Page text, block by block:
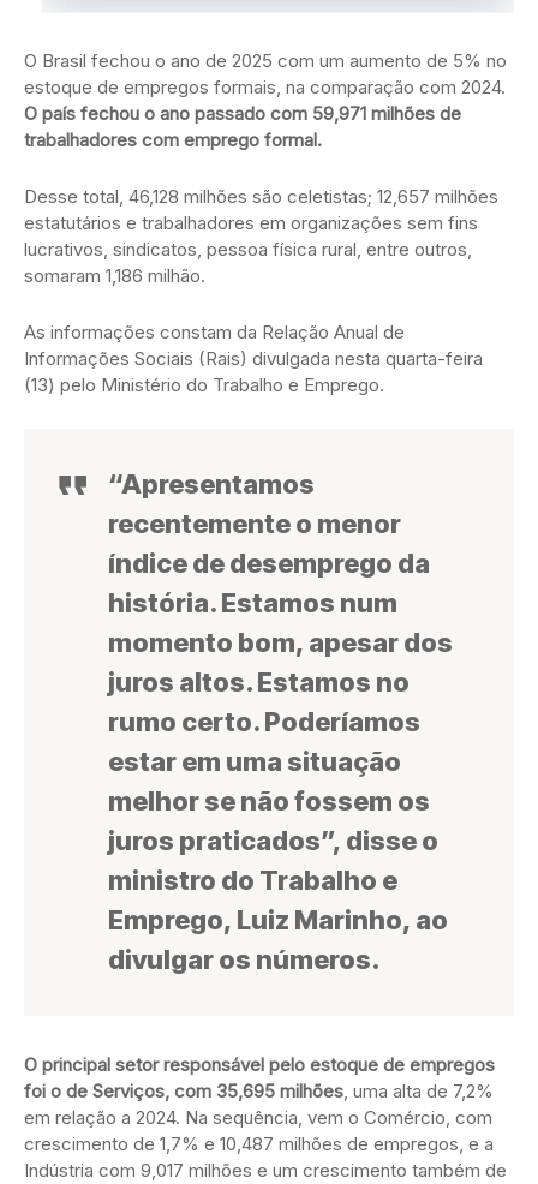
O Brasil fechou o ano de 2025 com um aumento de 5% no
estoque de empregos formais, na comparação com 2024.
O país fechou o ano passado com 59,971 milhões de
trabalhadores com emprego formal.
Desse total, 46,128 milhões são celetistas; 12,657 milhões
estatutários e trabalhadores em organizações sem fins
lucrativos, sindicatos, pessoa física rural, entre outros,
somaram 1,186 milhão.
As informações constam da Relação Anual de
Informações Sociais (Rais) divulgada nesta quarta-feira
(13) pelo Ministério do Trabalho e Emprego.
“Apresentamos
recentemente o menor
índice de desemprego da
história. Estamos num
momento bom, apesar dos
juros altos. Estamos no
rumo certo. Poderíamos
estar em uma situação
melhor se não fossem os
juros praticados”, disse o
ministro do Trabalho e
Emprego, Luiz Marinho, ao
divulgar os números.
O principal setor responsável pelo estoque de empregos
foi o de Serviços, com 35,695 milhões, uma alta de 7,2%
em relação a 2024. Na sequência, vem o Comércio, com
crescimento de 1,7% e 10,487 milhões de empregos, e a
Indústria com 9,017 milhões e um crescimento também de